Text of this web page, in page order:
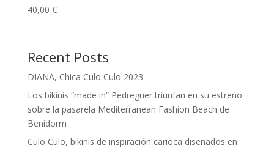
40,00 €
Recent Posts
DIANA, Chica Culo Culo 2023
Los bikinis “made in” Pedreguer triunfan en su estreno
sobre la pasarela Mediterranean Fashion Beach de
Benidorm
Culo Culo, bikinis de inspiración carioca diseñados en